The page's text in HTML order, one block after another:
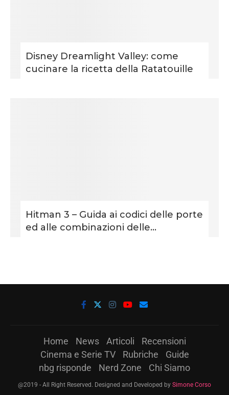
Disney Dreamlight Valley: come
cucinare la ricetta della Ratatouille
Hitman 3 – Guida ai codici delle porte
ed alle combinazioni delle...
Home News Articoli
Recensioni
Cinema e Serie TV
Rubriche
Guide
nbg risponde
Nerd Zone Chi Siamo
@2019 - All Right Reserved. Designed and Developed by Simone Corso